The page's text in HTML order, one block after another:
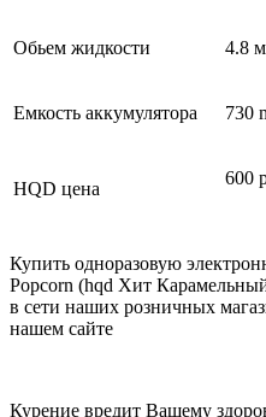
Обьем жидкости 4.8
Емкость аккумулятора 730
HQD цена
600
Купить одноразовую
Popcorn (hqd Хит
в сети наших розничных
нашем сайте
Курение вредит Вашему